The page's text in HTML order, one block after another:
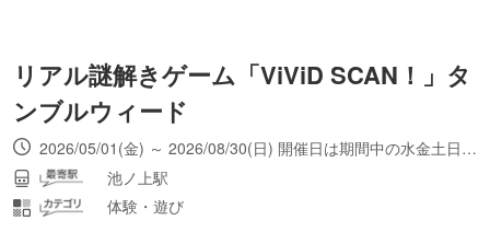
リアル謎解きゲーム「ViViD SCAN！」タ
ンブルウィード
2026/05/01(金) ～ 2026/08/30(日) 開催日は期間中の水金土日祝と祝前日、8月13日（8月26日は実施なし）。基本的に30分毎にスタート。合間に間隔が開く回もあり。開場は開演の5分前、入場締切は2分前。
池ノ上駅
体験・遊び